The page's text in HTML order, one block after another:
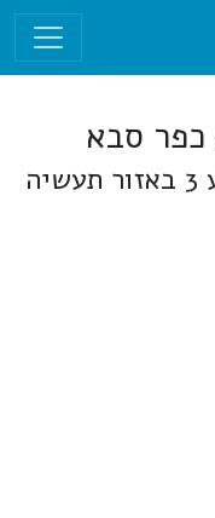
כס/מק/26/1/ח - עתיר ידע 3 באזור תעשיה